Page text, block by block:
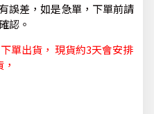
誤差，如是急單，下單前請
認。
單出貨， 現貨約3天會安排